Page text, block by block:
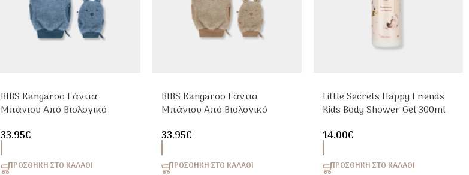
BIBS Kangaroo Γάντια
Μπάνιου Από Βιολογικό
33.95€
ΠΡΟΣΘΉΚΗ ΣΤΟ ΚΑΛΆΘΙ
BIBS Kangaroo Γάντια
Μπάνιου Από Βιολογικό
33.95€
ΠΡΟΣΘΉΚΗ ΣΤΟ ΚΑΛΆΘΙ
Little Secrets Happy Friends
Kids Body Shower Gel 300ml
14.00€
ΠΡΟΣΘΉΚΗ ΣΤΟ ΚΑΛΆΘΙ